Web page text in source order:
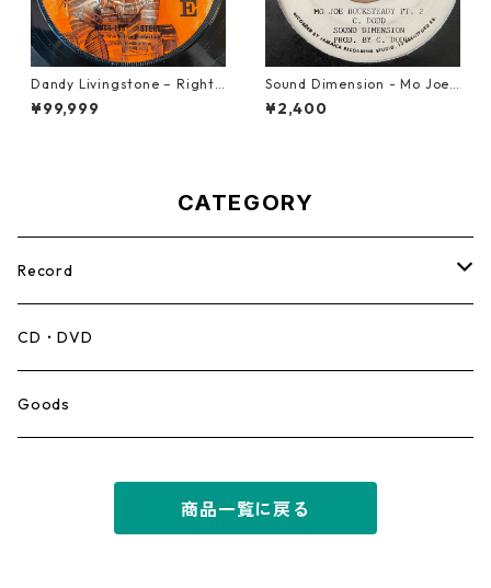
Dandy Livingstone – Right
On Brother【7-21946】
¥99,999
Sound Dimension - Mo Joe
Rock Steady【7-21087】
¥2,400
CATEGORY
Record
Mento,Calypso,Ballad
Ska
CD・DVD
Goods
商品一覧に戻る